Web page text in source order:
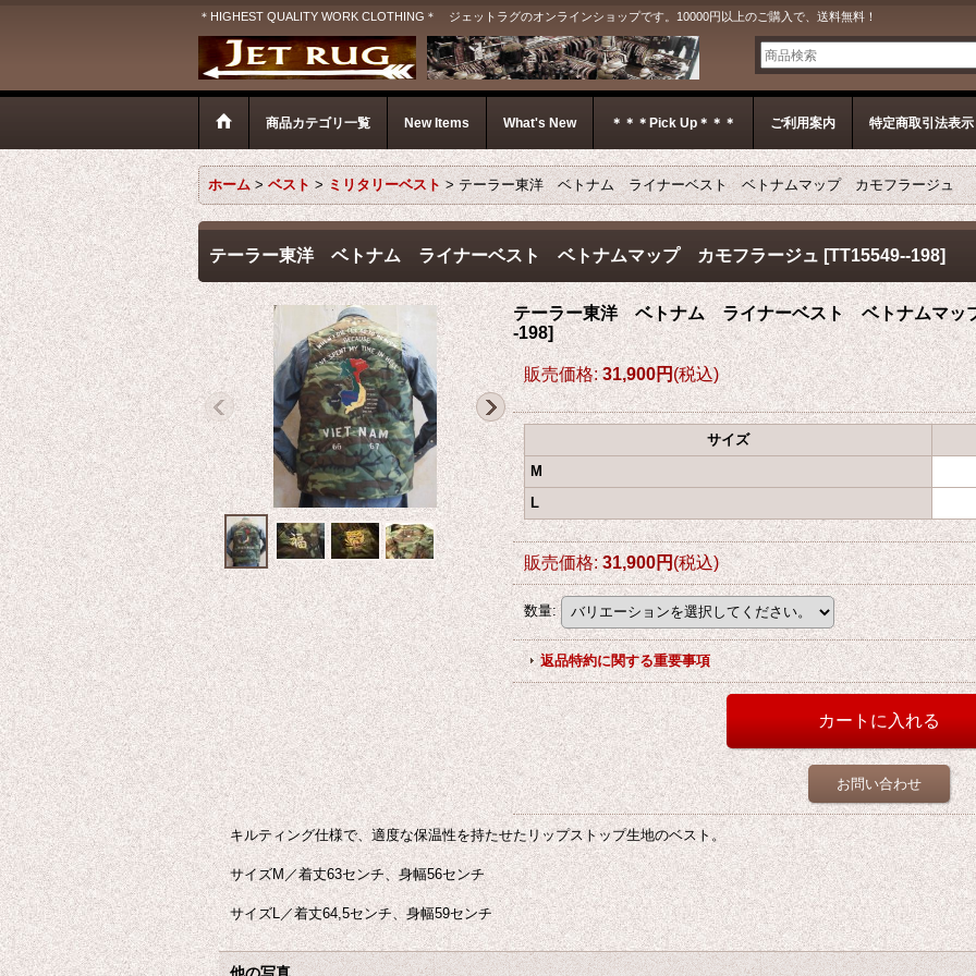
＊HIGHEST QUALITY WORK CLOTHING＊ ジェットラグのオンラインショップです。10000円以上のご購入で、送料無料！
商品カテゴリ一覧 New Items What's New ＊＊＊Pick Up＊＊＊ ご利用案内 特定商取引法表示
ホーム > ベスト > ミリタリーベスト > テーラー東洋 ベトナム ライナーベスト ベトナムマップ カモフラージュ
テーラー東洋 ベトナム ライナーベスト ベトナムマップ カモフラージュ [TT15549--198]
テーラー東洋 ベトナム ライナーベスト ベトナムマッ
-198]
販売価格: 31,900円(税込)
サイズ
M
L
販売価格: 31,900円(税込)
数量:
返品特約に関する重要事項
お問い合わせ
キルティング仕様で、適度な保温性を持たせたリップストップ生地のベスト。
サイズM／着丈63センチ、身幅56センチ
サイズL／着丈64,5センチ、身幅59センチ